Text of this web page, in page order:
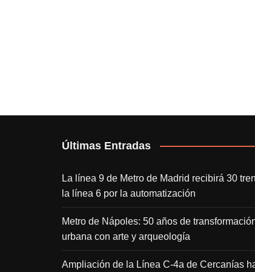
Últimas Entradas
La línea 9 de Metro de Madrid recibirá 30
la línea 6 por la automatización
Metro de Nápoles: 50 años de
urbana con arte y arqueología
Ampliación de la Línea C-4a de Cercanías